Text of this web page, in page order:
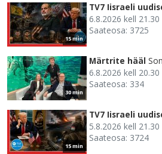
15 min
TV7 Iisraeli
6.8.2026 kell 21.30
Saateosa: 3725
30 min
Märtrite hääl
6.8.2026 kell 20.30
Saateosa: 334
15 min
TV7 Iisraeli
5.8.2026 kell 21.30
Saateosa: 3724